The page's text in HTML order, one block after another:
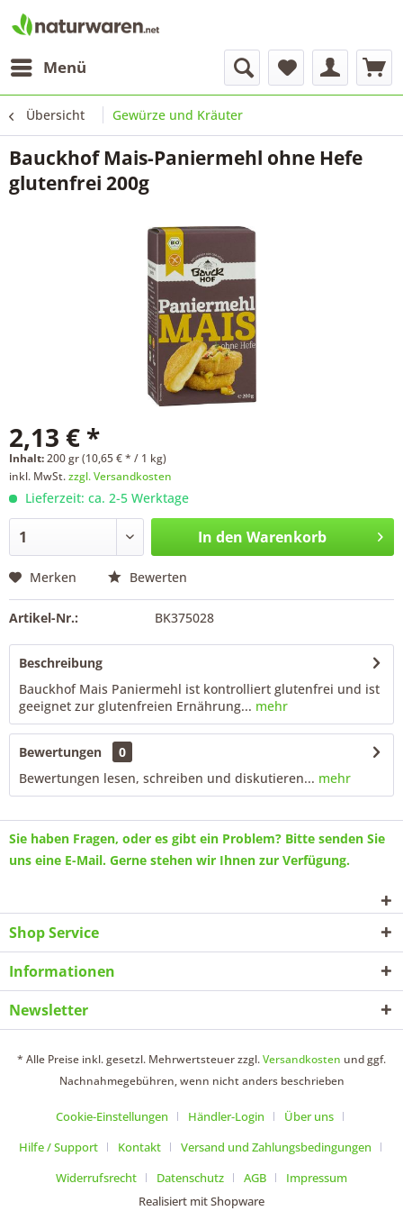
Menü
Übersicht Gewürze und Kräuter
Bauckhof Mais-Paniermehl ohne Hefe
glutenfrei 200g
2,13 € *
Inhalt:200 gr (10,65 € * / 1 kg)
inkl. MwSt.zzgl. Versandkosten
Lieferzeit: ca. 2-5 Werktage
In den Warenkorb
Merken Bewerten
Artikel-Nr.: BK375028
Beschreibung
Bauckhof Mais Paniermehl ist kontrolliert glutenfrei und ist
geeignet zur glutenfreien Ernährung... mehr
Bewertungen
0
Bewertungen lesen, schreiben und diskutieren... mehr
Sie haben Fragen, oder es gibt ein Problem? Bitte senden Sie
uns eine E-Mail. Gerne stehen wir Ihnen zur Verfügung.
Shop Service
Informationen
Newsletter
* Alle Preise inkl. gesetzl. Mehrwertsteuer zzgl.Versandkosten und ggf.
Nachnahmegebühren, wenn nicht anders beschrieben
Cookie-Einstellungen Händler-Login
Über uns
Hilfe / Support
Kontakt
Versand und Zahlungsbedingungen
Widerrufsrecht
Datenschutz AGB
Impressum
Realisiert mit Shopware